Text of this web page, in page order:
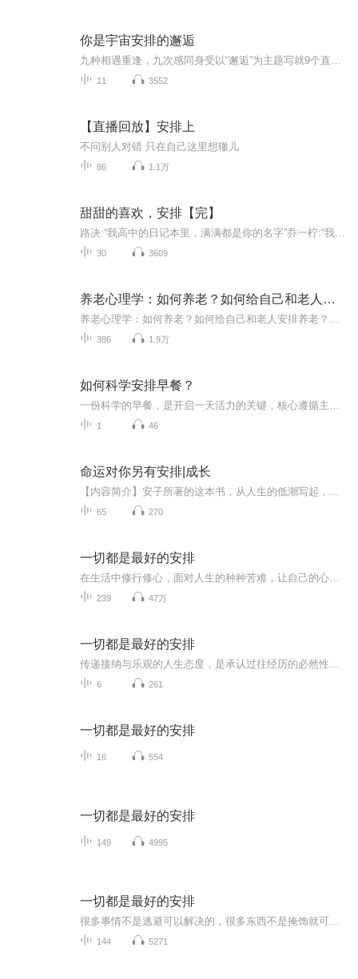
你是宇宙安排的邂逅
11 3552
【直播回放】安排上
不问别人对错 只在自己这里想辙儿
86 1.1万
甜甜的喜欢，安排【完】
30 3609
养老心理学：如何养老？如何给自己和老人安排养老？
386 1.9万
如何科学安排早餐？
1 46
命运对你另有安排|成长
65 270
一切都是最好的安排
239 47万
一切都是最好的安排
6 261
一切都是最好的安排
16 554
一切都是最好的安排
149 4995
一切都是最好的安排
144 5271